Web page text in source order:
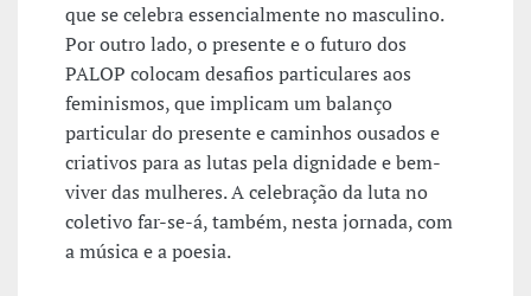
que se celebra essencialmente no masculino.
Por outro lado, o presente e o futuro dos
PALOP colocam desafios particulares aos
feminismos, que implicam um balanço
particular do presente e caminhos ousados e
criativos para as lutas pela dignidade e bem-
viver das mulheres. A celebração da luta no
coletivo far-se-á, também, nesta jornada, com
a música e a poesia.